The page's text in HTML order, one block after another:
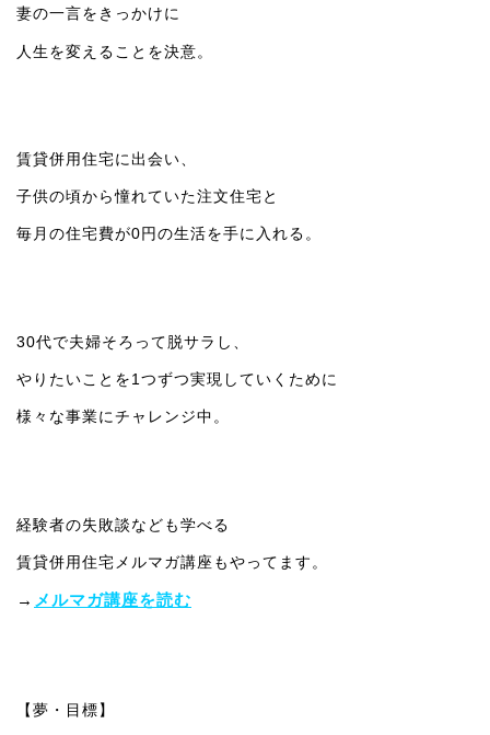
妻の一言をきっかけに
人生を変えることを決意。
賃貸併用住宅に出会い、
子供の頃から憧れていた注文住宅と
毎月の住宅費が0円の生活を手に入れる。
30代で夫婦そろって脱サラし、
やりたいことを1つずつ実現していくために
様々な事業にチャレンジ中。
経験者の失敗談なども学べる
賃貸併用住宅メルマガ講座もやってます。
→ メルマガ講座を読む
【夢・目標】